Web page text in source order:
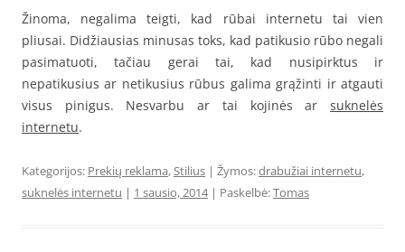
Žinoma, negalima teigti, kad rūbai internetu tai vien
pliusai. Didžiausias minusas toks, kad patikusio rūbo negali
pasimatuoti, tačiau gerai tai, kad nusipirktus ir
nepatikusius ar netikusius rūbus galima grąžinti ir atgauti
visus pinigus. Nesvarbu ar tai kojinės ar suknelės
internetu.
Kategorijos: Prekių reklama,Stilius | Žymos:drabužiai internetu,
suknelės internetu | 1 sausio, 2014 | Paskelbė:Tomas